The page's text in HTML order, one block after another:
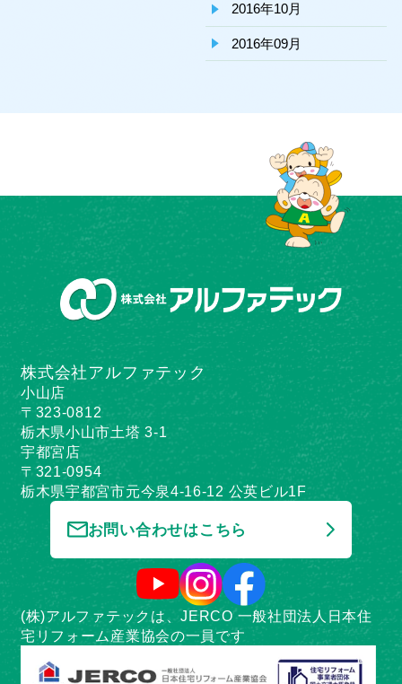
2016年10月
2016年09月
株式会社アルファテック
小山店
〒323-0812
栃木県小山市土塔 3-1
宇都宮店
〒321-0954
栃木県宇都宮市元今泉4-16-12 公英ビル1F
お問い合わせはこちら
(株)アルファテックは、JERCO 一般社団法人日本住
宅リフォーム産業協会の一員です